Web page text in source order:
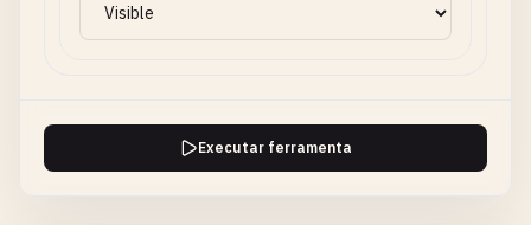
Executar ferramenta